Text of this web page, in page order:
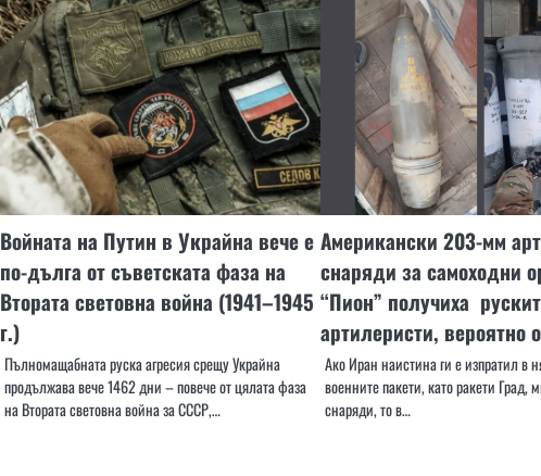
Войната на Путин в Украйна вече е
по-дълга от съветската фаза на
Втората световна война (1941–1945
г.)
Пълномащабната руска агресия срещу Украйна
продължава вече 1462 дни – повече от цялата фаза
на Втората световна война за СССР,…
Американски 203-мм
снаряди за самоходни
“Пион” получиха
артилеристи, вероятно
Ако Иран наистина ги е изпратил в
военните пакети, като ракети Град,
снаряди, то в…